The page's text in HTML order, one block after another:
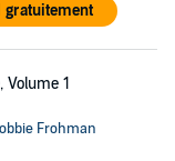
gratuitement
Volume 1
Frohman